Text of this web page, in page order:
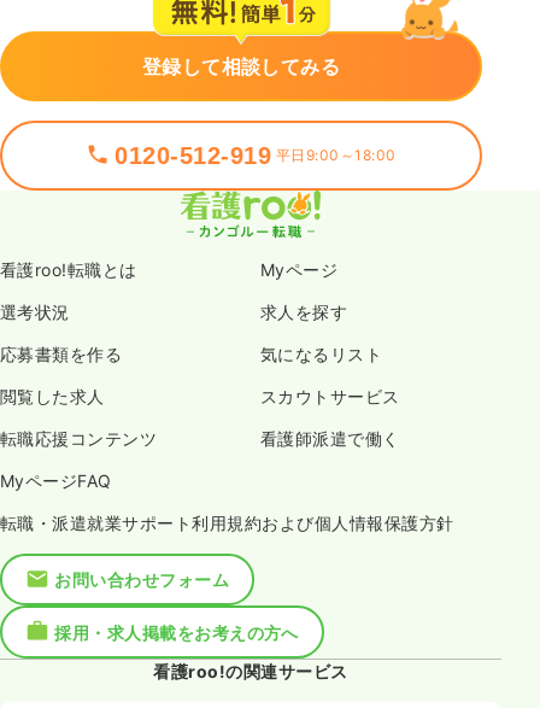
登録して相談してみる
0120-512-919 平日9:00～18:00
看護roo!転職とは Myページ
選考状況 求人を探す
応募書類を作る 気になるリスト
閲覧した求人 スカウトサービス
転職応援コンテンツ 看護師派遣で働く
MyページFAQ
転職・派遣就業サポート利用規約および個人情報保護方針
お問い合わせフォーム
採用・求人掲載をお考えの方へ
看護roo!の関連サービス